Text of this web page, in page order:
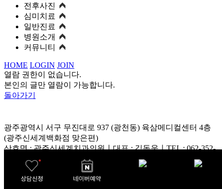
전후사진
심미치료
일반진료
병원소개
커뮤니티
HOME LOGIN JOIN
열람 권한이 없습니다.
본인의 글만 열람이 가능합니다.
돌아가기
광주광역시 서구 무진대로 937 (광천동) 육삼메디컬센터 4층
(광주신세계백화점 맞은편)
상호명 : 광주신세계치과의원ㅣ대표 : 김동욱ㅣTEL : 062-352-
7528,8528ㅣFAX : 062-352-8529ㅣ사업자등록번호 : 410-32-
진료시간 : 평일 09:30–18:30 · 월요일 야간진료 ~20:00 · 토요일